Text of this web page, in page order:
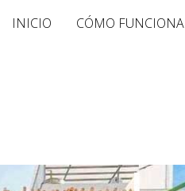
INICIO CÓMO FUNCIONA